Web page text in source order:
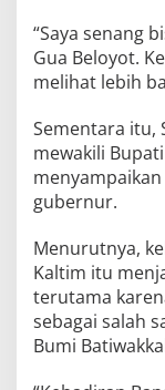
“Saya senang
Gua Beloyot.
melihat lebih
Sementara itu,
mewakili
gubernur.
Menurutnya,
Kaltim itu
terutama
sebagai salah
Bumi